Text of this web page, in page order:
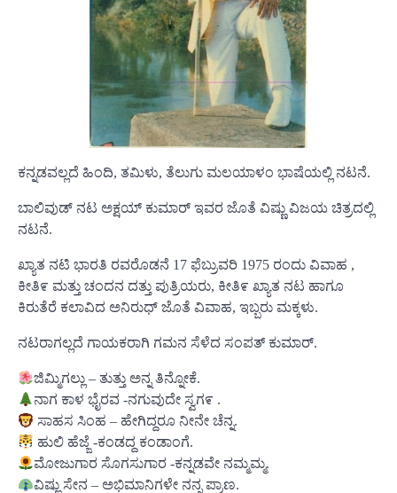
ಕನ್ನಡವಲ್ಲದೆ ಹಿಂದಿ, ತಮಿಳು, ತೆಲುಗು ಮಲಯಾಳಂ ಭಾಷೆಯಲ್ಲಿ ನಟನೆ.
ಬಾಲಿವುಡ್ ನಟ ಅಕ್ಷಯ್ ಕುಮಾರ್ ಇವರ ಜೊತೆ ವಿಷ್ಣು ವಿಜಯ ಚಿತ್ರದಲ್ಲಿ
ನಟನೆ.
ಖ್ಯಾತ ನಟಿ ಭಾರತಿ ರವರೊಡನೆ 17 ಫೆಬ್ರುವರಿ 1975 ರಂದು ವಿವಾಹ ,
ಕೀತಿ೯ ಮತ್ತು ಚಂದನ ದತ್ತು ಪುತ್ರಿಯರು, ಕೀತಿ೯ ಖ್ಯಾತ ನಟ ಹಾಗೂ
ಕಿರುತೆರೆ ಕಲಾವಿದ ಅನಿರುಧ್ ಜೊತೆ ವಿವಾಹ, ಇಬ್ಬರು ಮಕ್ಕಳು.
ನಟರಾಗಲ್ಲದೆ ಗಾಯಕರಾಗಿ ಗಮನ ಸೆಳೆದ ಸಂಪತ್ ಕುಮಾರ್.
ಜಿಮ್ಮಿಗಲ್ಲು – ತುತ್ತು ಅನ್ನ ತಿನ್ನೋಕೆ.
ನಾಗ ಕಾಳ ಭೈರವ -ನಗುವುದೇ ಸ್ವಗ೯ .
ಸಾಹಸ ಸಿಂಹ – ಹೇಗಿದ್ದರೂ ನೀನೇ ಚೆನ್ನ.
ಹುಲಿ ಹೆಜ್ಜೆ -ಕಂಡದ್ದ ಕಂಡಾಂಗೆ.
ಮೋಜುಗಾರ ಸೊಗಸುಗಾರ -ಕನ್ನಡವೇ ನಮ್ಮಮ್ಮ.
ವಿಷ್ಣು ಸೇನ – ಅಭಿಮಾನಿಗಳೇ ನನ್ನ ಪ್ರಾಣ.